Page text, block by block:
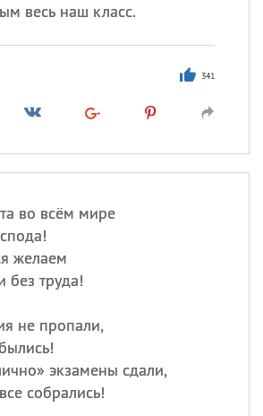
весь наш класс.
341
во всём мире
желаем
без труда!
не пропали,
экзамены сдали,
собрались!